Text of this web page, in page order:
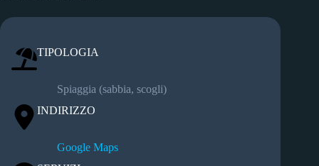
TIPOLOGIA
Spiaggia (sabbia, scogli)
INDIRIZZO
Google Maps